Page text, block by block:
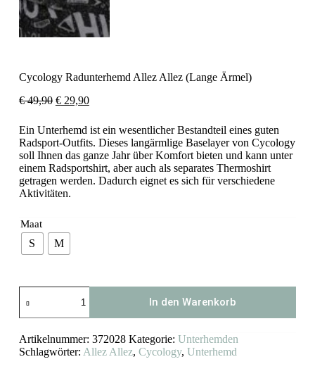
Cycology Radunterhemd Allez Allez (Lange Ärmel)
€49,90 Ursprünglicher
war:
€ 49,90
€29,90Aktueller
ist:
€ 29,90.
Ein Unterhemd ist ein wesentlicher Bestandteil eines guten
Radsport-Outfits. Dieses langärmlige Baselayer von Cycology
soll Ihnen das ganze Jahr über Komfort bieten und kann unter
einem Radsportshirt, aber auch als separates Thermoshirt
getragen werden. Dadurch eignet es sich für verschiedene
Aktivitäten.
Maat
S M
Cycology
Radunterhemd
Allez
(Lange
Ärmel)
In den Warenkorb
Artikelnummer: 372028 Kategorie: Unterhemden
Schlagwörter: Allez Allez, Cycology, Unterhemd